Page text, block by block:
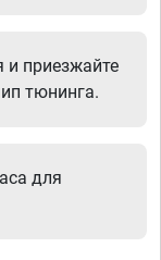
и приезжайте
тюнинга.
для